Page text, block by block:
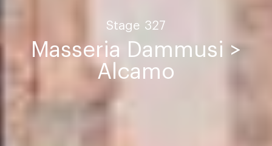
Stage 327
Masseria Dammusi >
Alcamo